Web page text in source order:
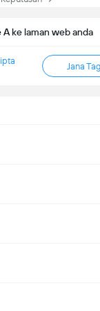
ke laman web anda
Jana